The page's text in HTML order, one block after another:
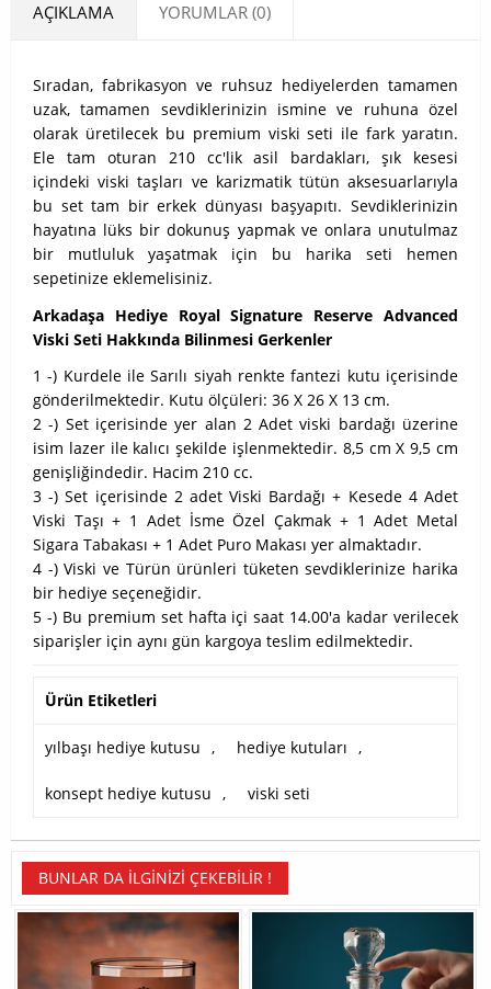
AÇIKLAMA YORUMLAR (0)
Sıradan, fabrikasyon ve ruhsuz hediyelerden tamamen
uzak, tamamen sevdiklerinizin ismine ve ruhuna özel
olarak üretilecek bu premium viski seti ile fark yaratın.
Ele tam oturan 210 cc'lik asil bardakları, şık kesesi
içindeki viski taşları ve karizmatik tütün aksesuarlarıyla
bu set tam bir erkek dünyası başyapıtı. Sevdiklerinizin
hayatına lüks bir dokunuş yapmak ve onlara unutulmaz
bir mutluluk yaşatmak için bu harika seti hemen
sepetinize eklemelisiniz.
Arkadaşa Hediye Royal Signature Reserve Advanced
Viski Seti Hakkında Bilinmesi Gerkenler
1 -) Kurdele ile Sarılı siyah renkte fantezi kutu içerisinde
gönderilmektedir. Kutu ölçüleri: 36 X 26 X 13 cm.
2 -) Set içerisinde yer alan 2 Adet viski bardağı üzerine
isim lazer ile kalıcı şekilde işlenmektedir. 8,5 cm X 9,5 cm
genişliğindedir. Hacim 210 cc.
3 -) Set içerisinde 2 adet Viski Bardağı + Kesede 4 Adet
Viski Taşı + 1 Adet İsme Özel Çakmak + 1 Adet Metal
Sigara Tabakası + 1 Adet Puro Makası yer almaktadır.
4 -) Viski ve Türün ürünleri tüketen sevdiklerinize harika
bir hediye seçeneğidir.
5 -) Bu premium set hafta içi saat 14.00'a kadar verilecek
siparişler için aynı gün kargoya teslim edilmektedir.
Ürün Etiketleri
yılbaşı hediye kutusu , hediye kutuları ,
konsept hediye kutusu , viski seti
BUNLAR DA İLGINIZI ÇEKEBILIR !